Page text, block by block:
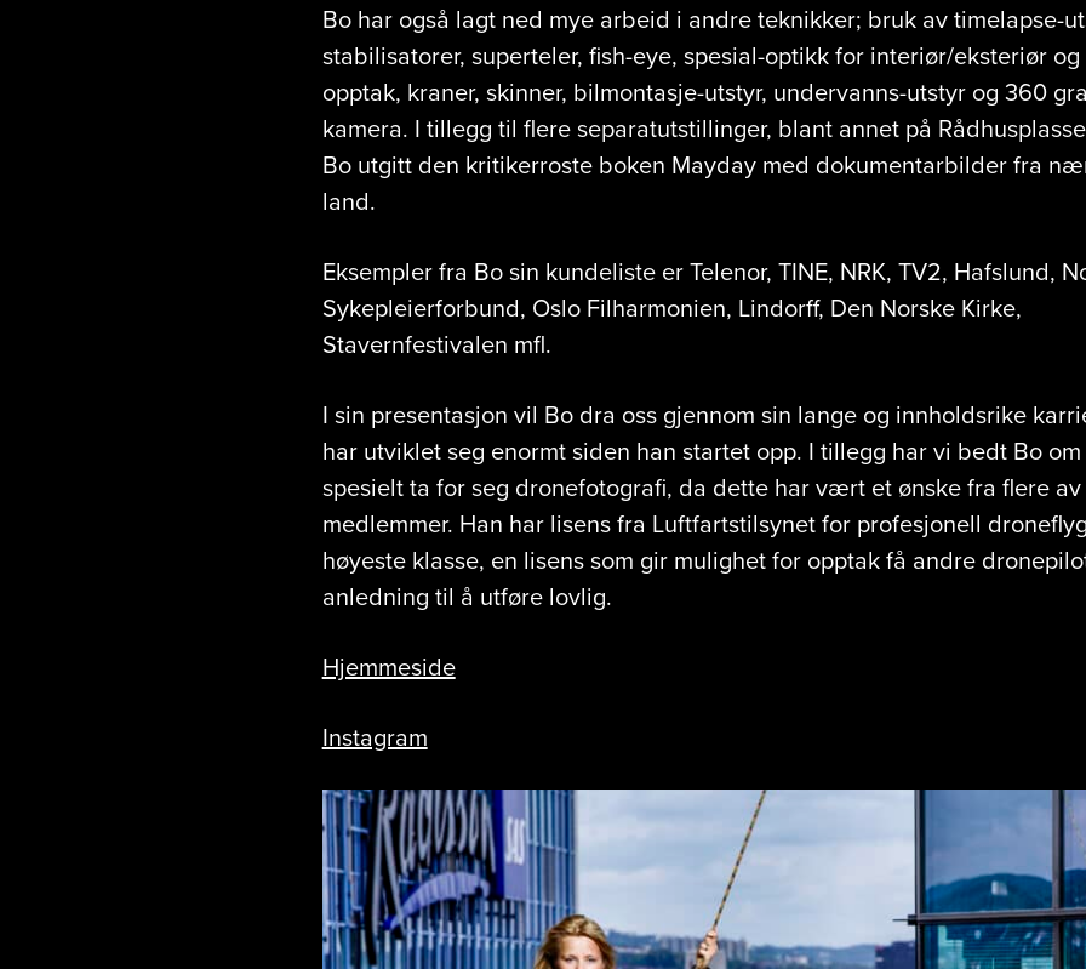
Bo har også lagt ned mye arbeid i andre teknikker; bruk av timelapse-
stabilisatorer, superteler, fish-eye, spesial-optikk for interiør/eksteriør
opptak, kraner, skinner, bilmontasje-utstyr, undervanns-utstyr og 360
kamera. I tillegg til flere separatutstillinger, blant annet på
Bo utgitt den kritikerroste boken Mayday med dokumentarbilder fra
land.
Eksempler fra Bo sin kundeliste er Telenor, TINE, NRK, TV2, Hafslund,
Sykepleierforbund, Oslo Filharmonien, Lindorff, Den Norske Kirke,
Stavernfestivalen mfl.
I sin presentasjon vil Bo dra oss gjennom sin lange og innholdsrike
har utviklet seg enormt siden han startet opp. I tillegg har vi bedt Bo om
spesielt ta for seg dronefotografi, da dette har vært et ønske fra flere
medlemmer. Han har lisens fra Luftfartstilsynet for profesjonell
høyeste klasse, en lisens som gir mulighet for opptak få andre
anledning til å utføre lovlig.
Hjemmeside
Instagram